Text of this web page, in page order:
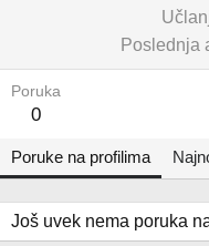
Poslednja
Poruka
0
Poruke na profilima
Još uvek nema poruka